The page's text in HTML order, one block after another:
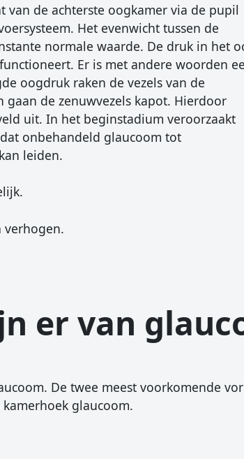
van de achterste oogkamer via de pupil
Het evenwicht tussen de
normale waarde. De druk in het
Er is met andere woorden
oogdruk raken de vezels van de
de zenuwvezels kapot. Hierdoor
uit. In het beginstadium veroorzaakt
onbehandeld glaucoom tot
leiden.
verhogen.
er van
De twee meest voorkomende
glaucoom.